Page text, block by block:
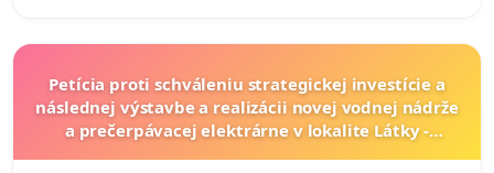
Petícia proti schváleniu strategickej investície a
následnej výstavbe a realizácii novej vodnej nádrže
a prečerpávacej elektrárne v lokalite Látky -